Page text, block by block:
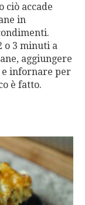
ciò accade
in
o 3 minuti a
aggiungere
e infornare per
è fatto.